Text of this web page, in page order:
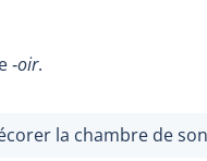
‑oir.
la chambre de